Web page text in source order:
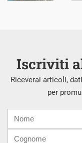
Iscriviti
Riceverai articoli,
per
mail